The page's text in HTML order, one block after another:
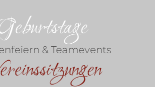
& Teamevents